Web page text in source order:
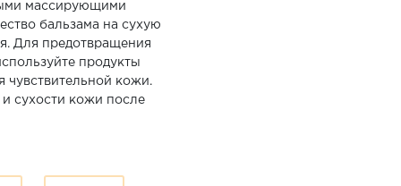
массирующими
бальзама на сухую
Для предотвращения
продукты
чувствительной кожи.
сухости кожи после